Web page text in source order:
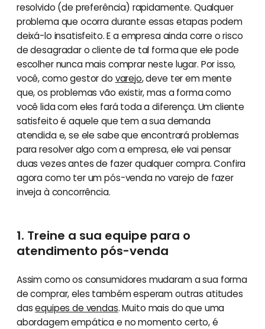
resolvido (de preferência) rapidamente. Qualquer
problema que ocorra durante essas etapas podem
deixá-lo insatisfeito. E a empresa ainda corre o risco
de desagradar o cliente de tal forma que ele pode
escolher nunca mais comprar neste lugar. Por isso,
você, como gestor do varejo, deve ter em mente
que, os problemas vão existir, mas a forma como
você lida com eles fará toda a diferença. Um cliente
satisfeito é aquele que tem a sua demanda
atendida e, se ele sabe que encontrará problemas
para resolver algo com a empresa, ele vai pensar
duas vezes antes de fazer qualquer compra. Confira
agora como ter um pós-venda no varejo de fazer
inveja à concorrência.
1. Treine a sua equipe para o
atendimento pós-venda
Assim como os consumidores mudaram a sua forma
de comprar, eles também esperam outras atitudes
dasequipes de vendas. Muito mais do que uma
abordagem empática e no momento certo, é